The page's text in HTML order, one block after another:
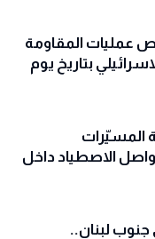
عمليات المقاومة
بتاريخ يوم
المسيّرات
الاصطياد داخل
لبنان..